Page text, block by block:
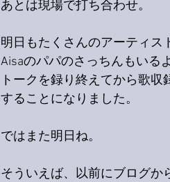
あとは現場で打ち合わせ。
明日もたくさんのアーティス
Aisaのパパのさっちんもいる
トークを録り終えてから歌
することになりました。
ではまた明日ね。
そういえば、以前にブログか